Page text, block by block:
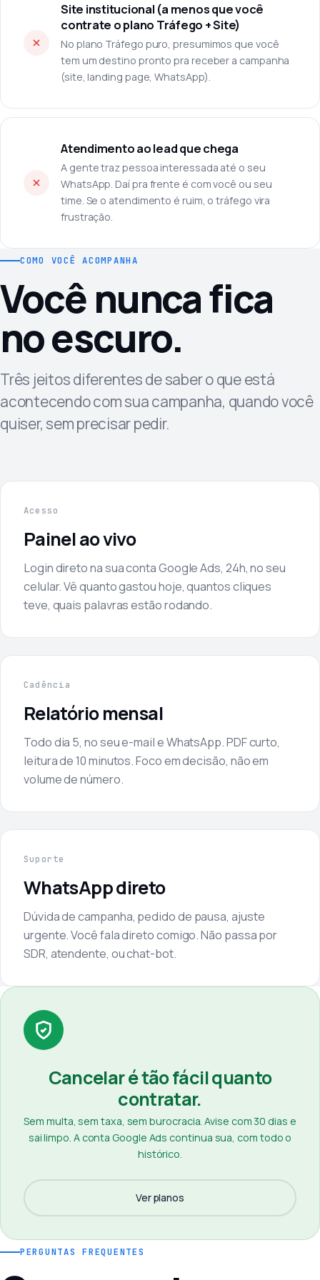
Site institucional (a menos que você
contrate o plano Tráfego + Site)
No plano Tráfego puro, presumimos que você
tem um destino pronto pra receber a campanha
(site, landing page, WhatsApp).
Atendimento ao lead que chega
A gente traz pessoa interessada até o seu
WhatsApp. Daí pra frente é com você ou seu
time. Se o atendimento é ruim, o tráfego vira
frustração.
COMO VOCÊ ACOMPANHA
Você nunca fica
no escuro.
Três jeitos diferentes de saber o que está
acontecendo com sua campanha, quando você
quiser, sem precisar pedir.
Acesso
Painel ao vivo
Login direto na sua conta Google Ads, 24h, no seu
celular. Vê quanto gastou hoje, quantos cliques
teve, quais palavras estão rodando.
Cadência
Relatório mensal
Todo dia 5, no seu e-mail e WhatsApp. PDF curto,
leitura de 10 minutos. Foco em decisão, não em
volume de número.
Suporte
WhatsApp direto
Dúvida de campanha, pedido de pausa, ajuste
urgente. Você fala direto comigo. Não passa por
SDR, atendente, ou chat-bot.
Cancelar é tão fácil quanto
contratar.
Sem multa, sem taxa, sem burocracia. Avise com 30 dias e
sai limpo. A conta Google Ads continua sua, com todo o
histórico.
Ver planos
PERGUNTAS FREQUENTES